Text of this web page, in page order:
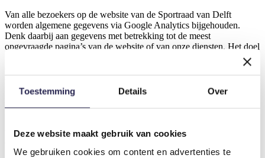
Toestemming Details Over
Deze website maakt gebruik van cookies
We gebruiken cookies om content en advertenties te
Van alle bezoekers op de website van de Sportraad van Delft
worden algemene gegevens via Google Analytics bijgehouden.
Denk daarbij aan gegevens met betrekking tot de meest
opgevraagde pagina’s van de website of van onze diensten. Het doel
niet van belang. We bewaren deze gegevens niet langer dan nodig
is. Maximaal twee jaar.
Op deze site kunnen berichten staan met ingesloten informatie van
andere websites. Bijvoorbeeld video’s, afbeeldingen etc. Die
ingesloten (embedded) inhoud van een andere sites gedraagt zich